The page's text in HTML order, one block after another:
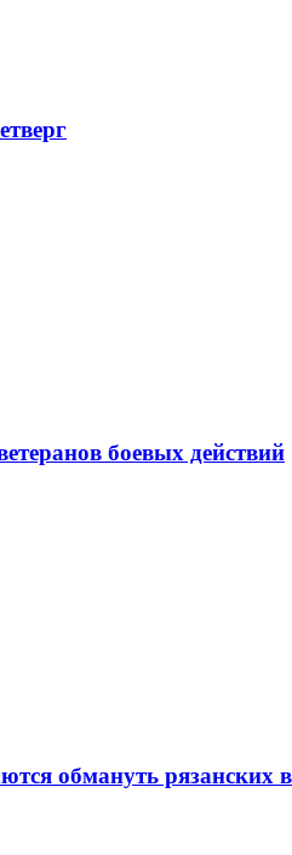
боевых действий
обмануть рязанских